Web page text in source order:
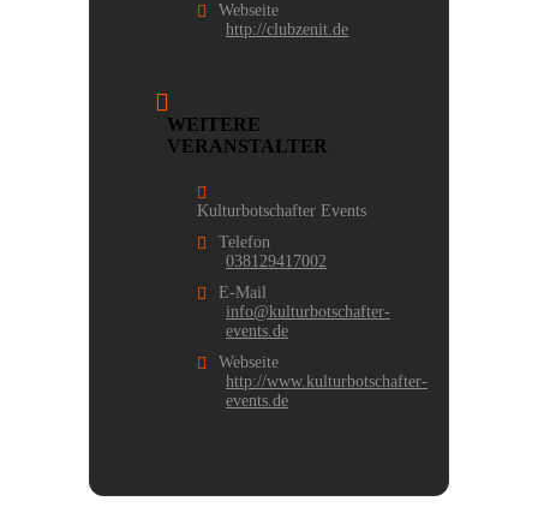
Webseite
http://clubzenit.de
WEITERE
VERANSTALTER
Kulturbotschafter Events
Telefon
038129417002
E-Mail
info@kulturbotschafter-
events.de
Webseite
http://www.kulturbotschafter-
events.de